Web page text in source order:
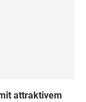
attraktivem